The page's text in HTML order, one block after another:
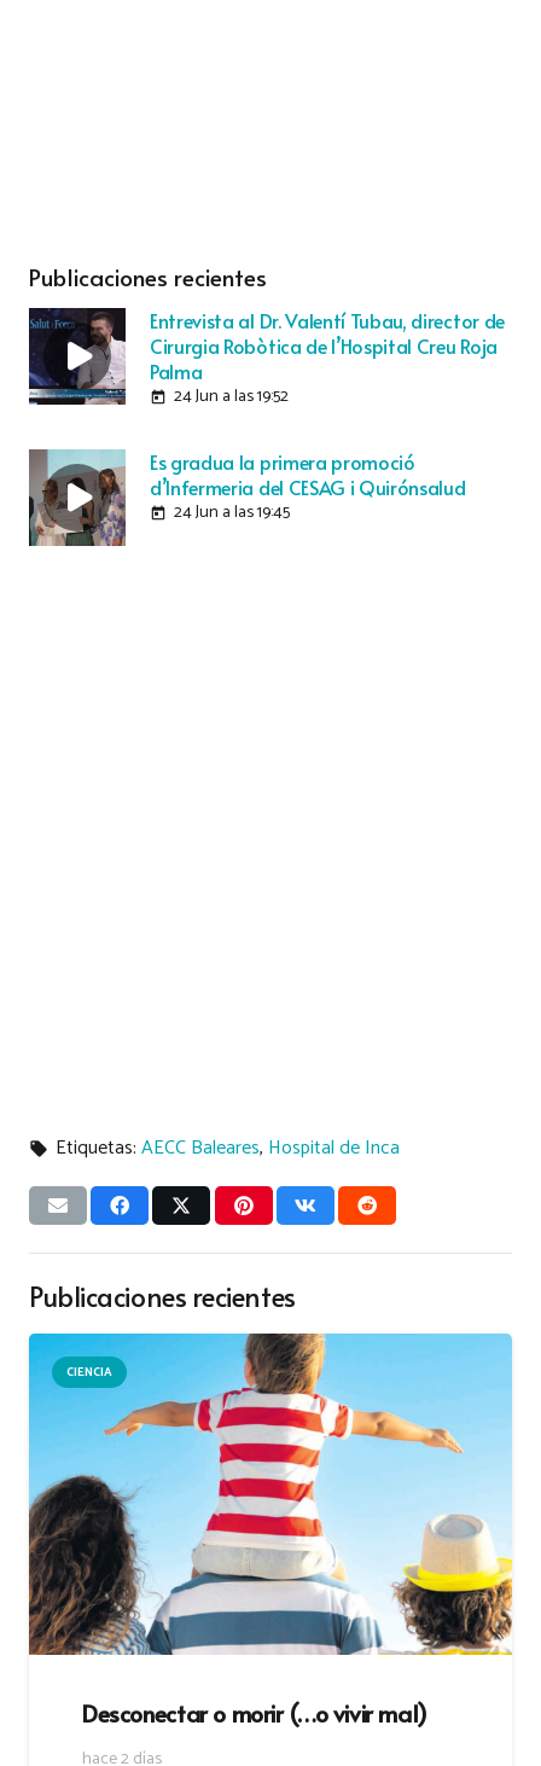
Publicaciones recientes
Entrevista al Dr. Valentí Tubau, director de
Cirurgia Robòtica de l’Hospital Creu Roja
Palma
today 24 Jun a las 19:52
Es gradua la primera promoció
d’Infermeria del CESAG i Quirónsalud
today 24 Jun a las 19:45
local_offer Etiquetas:AECC Baleares, Hospital de Inca
Publicaciones recientes
CIENCIA
Desconectar o morir (…o vivir mal)
hace 2 días